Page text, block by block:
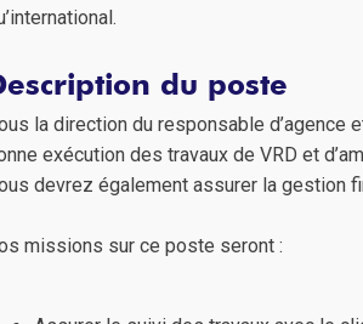
du poste
la direction du responsable d’agence
exécution des travaux de VRD et
devrez également assurer la gestion
missions sur ce poste seront :